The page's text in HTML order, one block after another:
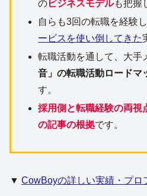
の ビジネスモデルも把握
自らも3回の転職を経験
ービスを使い倒してきた
転職活動を通して、大手
音」の転職活動ロードマ
す。
採用側と転職経験の両視
の記事の根拠です。
▼ CowBoyの詳しい実績・プロ